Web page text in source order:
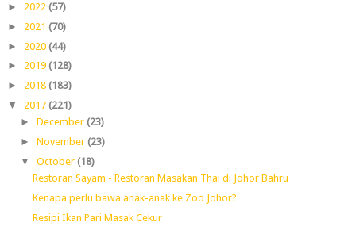
► 2022 (57)
► 2021 (70)
► 2020 (44)
► 2019 (128)
► 2018 (183)
▼ 2017 (221)
► December (23)
► November (23)
▼ October (18)
Restoran Sayam - Restoran Masakan Thai di Johor Bahru
Kenapa perlu bawa anak-anak ke Zoo Johor?
Resipi Ikan Pari Masak Cekur